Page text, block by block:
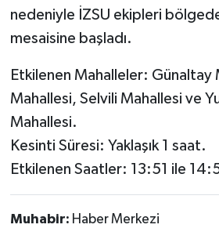
nedeniyle İZSU ekipleri
mesaisine başladı.
Etkilenen Mahalleler: Günaltay
Mahallesi, Selvili Mahallesi ve
Mahallesi.
Kesinti Süresi: Yaklaşık 1 saat.
Etkilenen Saatler: 13:51 ile
Muhabir: Haber Merkezi
TARİHTE BUGÜN
TEKNOLOJİ
TÜRKİYE
VİZYONDAKİLER